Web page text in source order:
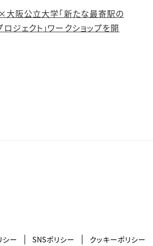
阪公立大学「新たな最寄駅の
ジェクト」ワークショップを開
シー SNSポリシー クッキーポリシー